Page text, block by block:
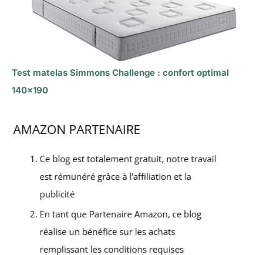
Test matelas Simmons Challenge : confort optimal
140×190